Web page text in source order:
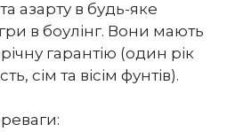
азарту в будь-яке
в боулінг. Вони мають
гарантію (один рік
сім та вісім фунтів).